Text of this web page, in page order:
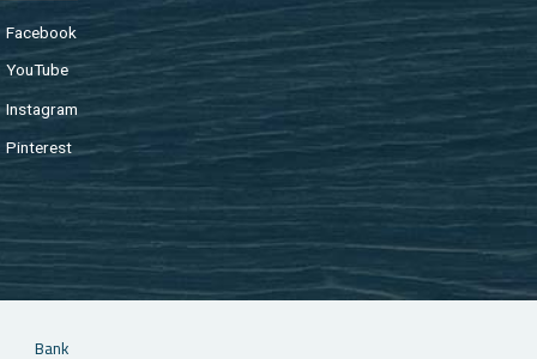
Fa­cebook
You­Tu­be
In­st­agram
Pin­te­rest
Bank